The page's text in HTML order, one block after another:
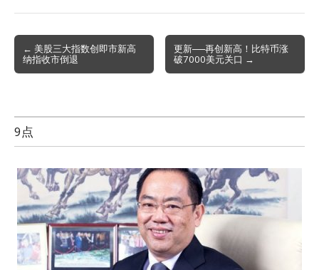
Post
navigation
← 美股三大指数创即市新高
纳指收市倒退
更新──再创新高！比特币涨
破7000美元关口 →
9点